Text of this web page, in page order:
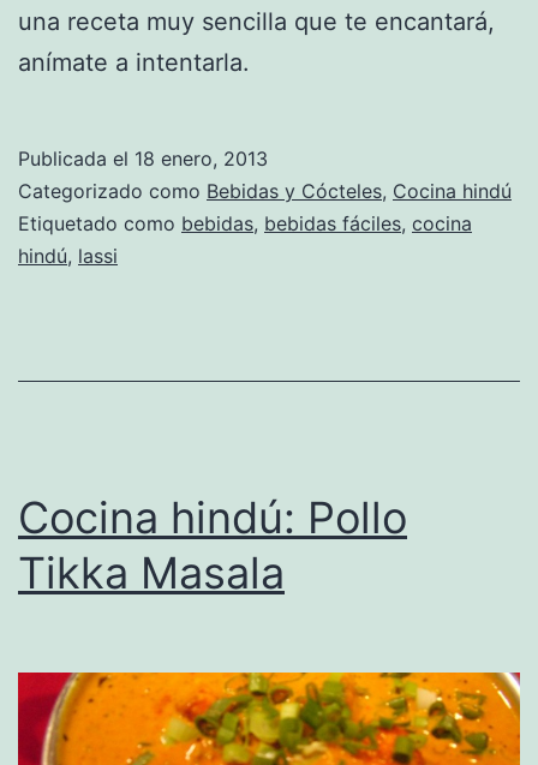
una receta muy sencilla que te encantará,
anímate a intentarla.
Publicada el 18 enero, 2013
Categorizado como Bebidas y Cócteles, Cocina hindú
Etiquetado como bebidas, bebidas fáciles, cocina
hindú, lassi
Cocina hindú: Pollo
Tikka Masala